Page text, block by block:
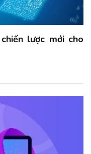
lược mới cho